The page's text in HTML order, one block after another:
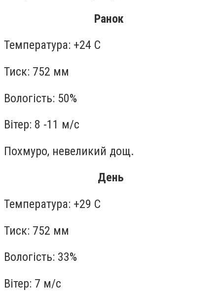
Ранок
Температура: +24 С
Тиск: 752 мм
Вологість: 50%
Вітер: 8 -11 м/с
Похмуро, невеликий дощ.
День
Температура: +29 С
Тиск: 752 мм
Вологість: 33%
Вітер: 7 м/с